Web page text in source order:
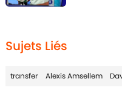
Sujets Liés
transfer Alexis Amsellem